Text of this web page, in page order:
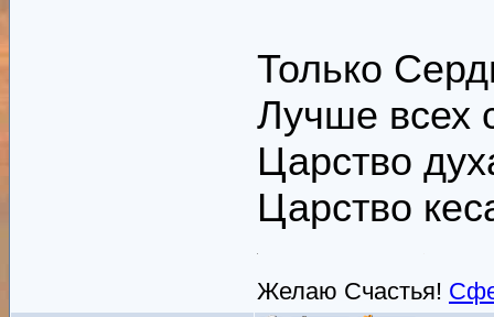
Только
Лучше всех
Царство
Царство
Желаю Счастья!